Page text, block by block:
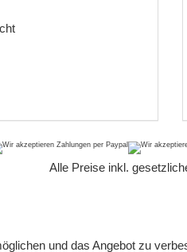
Alle Preise inkl.
und das Angebot zu